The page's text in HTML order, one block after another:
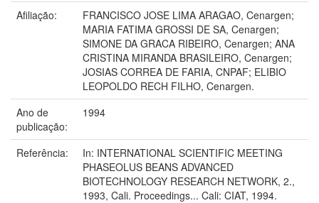
Afiliação:
FRANCISCO JOSE LIMA ARAGAO, Cenargen;
MARIA FATIMA GROSSI DE SA, Cenargen;
SIMONE DA GRACA RIBEIRO, Cenargen; ANA
CRISTINA MIRANDA BRASILEIRO, Cenargen;
JOSIAS CORREA DE FARIA, CNPAF; ELIBIO
LEOPOLDO RECH FILHO, Cenargen.
Ano de
publicação:
1994
Referência:
In: INTERNATIONAL SCIENTIFIC MEETING
PHASEOLUS BEANS ADVANCED
BIOTECHNOLOGY RESEARCH NETWORK, 2.,
1993, Cali. Proceedings... Cali: CIAT, 1994.